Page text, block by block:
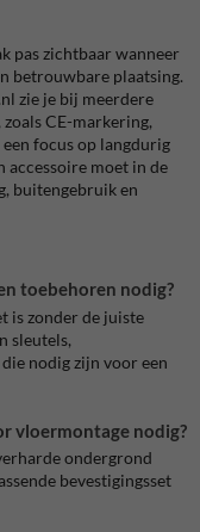
pas zichtbaar wanneer
betrouwbare plaatsing.
zie je bij meerdere
CE-markering,
focus op langdurig
accessoire moet in de
buitengebruik en
toebehoren nodig?
is zonder de juiste
sleutels,
nodig zijn voor een
vloermontage nodig?
ondergrond
bevestigingsset